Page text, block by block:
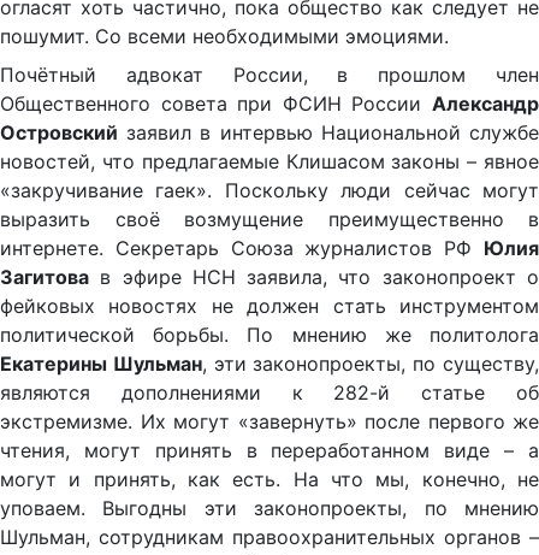
огласят хоть частично, пока общество как следует не
пошумит. Со всеми необходимыми эмоциями.
Почётный адвокат России, в прошлом член
Общественного совета при ФСИН России Александр
Островский заявил в интервью Национальной службе
новостей, что предлагаемые Клишасом законы – явное
«закручивание гаек». Поскольку люди сейчас могут
выразить своё возмущение преимущественно в
интернете. Секретарь Союза журналистов РФ Юлия
Загитова в эфире НСН заявила, что законопроект о
фейковых новостях не должен стать инструментом
политической борьбы. По мнению же политолога
Екатерины Шульман, эти законопроекты, по существу,
являются дополнениями к 282-й статье об
экстремизме. Их могут «завернуть» после первого же
чтения, могут принять в переработанном виде – а
могут и принять, как есть. На что мы, конечно, не
уповаем. Выгодны эти законопроекты, по мнению
Шульман, сотрудникам правоохранительных органов –